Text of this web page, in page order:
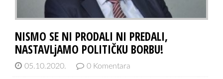
NISMO SE NI PRODALI NI PREDALI,
NASTAVLjAMO POLITIČKU BORBU!
05.10.2020. 0 Komentara